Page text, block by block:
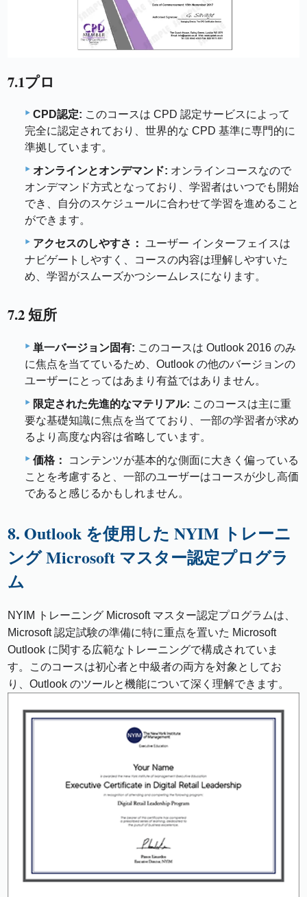
7.1プロ
CPD認定: このコースは CPD 認定サービスによって
完全に認定されており、世界的な CPD 基準に専門的に
準拠しています。
オンラインとオンデマンド: オンラインコースなので
オンデマンド方式となっており、学習者はいつでも開始
でき、自分のスケジュールに合わせて学習を進めること
ができます。
アクセスのしやすさ： ユーザー インターフェイスは
ナビゲートしやすく、コースの内容は理解しやすいた
め、学習がスムーズかつシームレスになります。
7.2 短所
単一バージョン固有: このコースは Outlook 2016 のみ
に焦点を当てているため、Outlook の他のバージョンの
ユーザーにとってはあまり有益ではありません。
限定された先進的なマテリアル: このコースは主に重
要な基礎知識に焦点を当てており、一部の学習者が求め
るより高度な内容は省略しています。
価格：
コンテンツが基本的な側面に大きく偏っている
ことを考慮すると、一部のユーザーはコースが少し高価
であると感じるかもしれません。
8. Outlook を使用した NYIM トレーニ
ング Microsoft マスター認定プログラ
ム
NYIM トレーニング Microsoft マスター認定プログラムは、
Microsoft 認定試験の準備に特に重点を置いた Microsoft
Outlook に関する広範なトレーニングで構成されていま
す。このコースは初心者と中級者の両方を対象としてお
り、Outlook のツールと機能について深く理解できます。